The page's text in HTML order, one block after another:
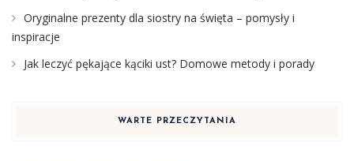
Oryginalne prezenty dla siostry na święta – pomysły i
inspiracje
Jak leczyć pękające kąciki ust? Domowe metody i porady
WARTE PRZECZYTANIA